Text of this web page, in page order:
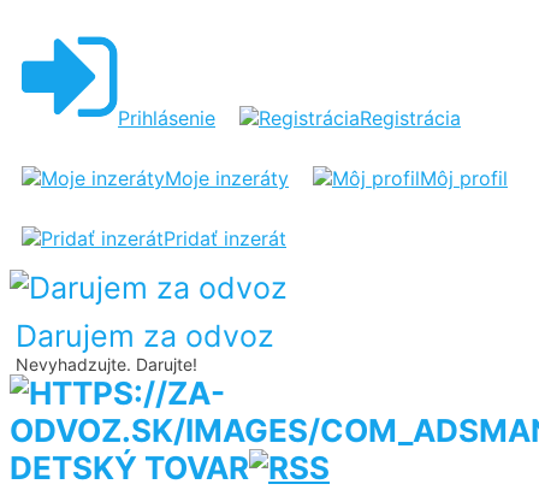
Prihlásenie Registrácia
Moje inzeráty Môj profil
Pridať inzerát
Darujem za odvoz
Nevyhadzujte. Darujte!
DETSKÝ TOVAR